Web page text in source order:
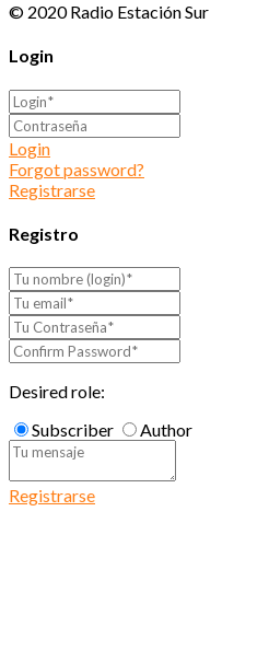
© 2020 Radio Estación Sur
Login
Login
Forgot password?
Registrarse
Registro
Desired role:
Subscriber
Author
Registrarse